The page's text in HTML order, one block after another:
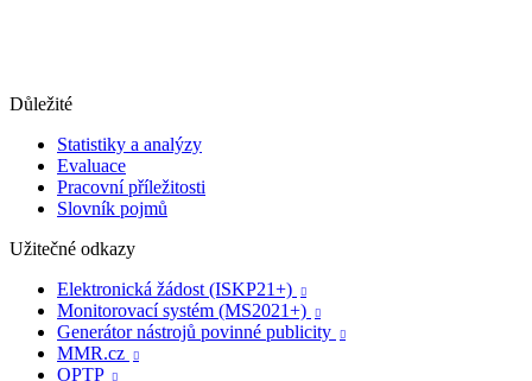
Důležité
Statistiky a analýzy
Evaluace
Pracovní příležitosti
Slovník pojmů
Užitečné odkazy
Elektronická žádost (ISKP21+)

Monitorovací systém (MS2021+) 
Generátor nástrojů povinné publicity 
MMR.cz 
OPTP 